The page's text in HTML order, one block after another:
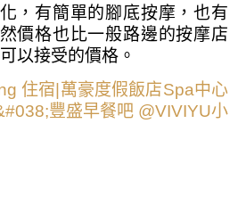
，有簡單的腳底按摩，也有
價格也比一般路邊的按摩店
以接受的價格。